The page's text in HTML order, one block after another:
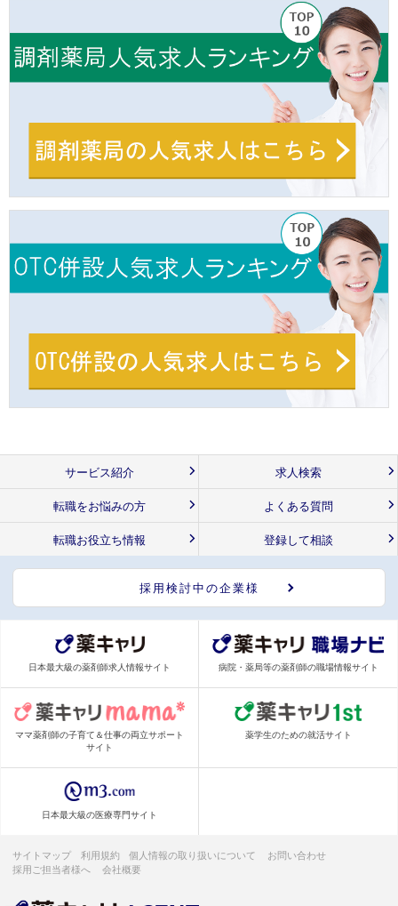
サービス紹介 求人検索
転職をお悩みの方 よくある質問
転職お役立ち情報 登録して相談
採用検討中の企業様
日本最大級の薬剤師求人情報サイト 病院・薬局等の薬剤師の職場情報サイト
ママ薬剤師の子育て＆仕事の両立サポート
サイト
薬学生のための就活サイト
日本最大級の医療専門サイト
サイトマップ 利用規約 個人情報の取り扱いについて
お問い合わせ
採用ご担当者様へ
会社概要